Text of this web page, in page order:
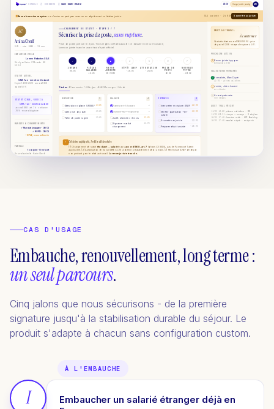
CAS D'USAGE
Embauche, renouvellement, long terme :
un seul parcours.
Cinq jalons que nous sécurisons - de la première
signature jusqu'à la stabilisation durable du séjour. Le
produit s'adapte à chacun sans configuration custom.
À L'EMBAUCHE
I
Embaucher un salarié étranger déjà en